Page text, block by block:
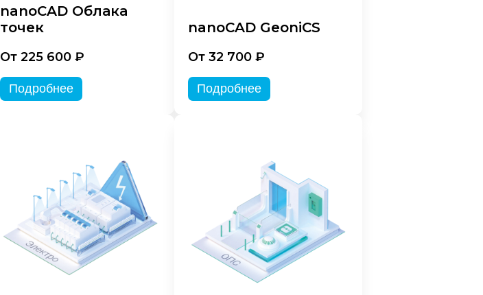
nanoCAD Облака
точек
От 225 600 ₽
Подробнее
nanoCAD GeoniCS
От 32 700 ₽
Подробнее